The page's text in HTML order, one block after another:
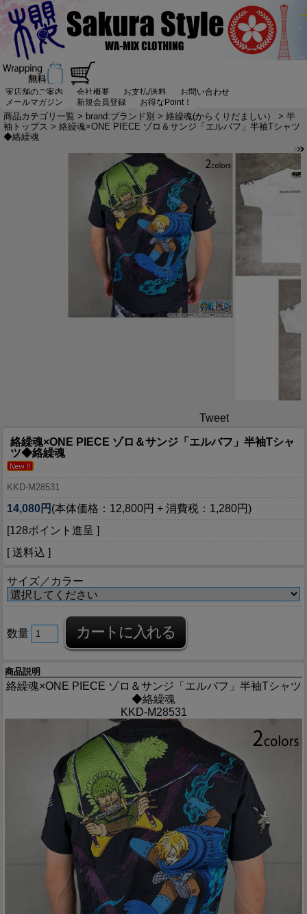
実店舗のご案内 会社概要 お支払/送料
お問い合わせ
メールマガジン
新規会員登録 お得なPoint！
商品カテゴリ一覧 > brand:ブランド別 > 絡繰魂(からくりだましい） > 半
袖トップス > 絡繰魂×ONE PIECE ゾロ＆サンジ「エルバフ」半袖Tシャツ
◆絡繰魂
Tweet
絡繰魂×ONE PIECE ゾロ＆サンジ「エルバフ」半袖Tシャ
ツ◆絡繰魂
KKD-M28531
14,080円 (本体価格：12,800円 + 消費税：1,280円)
[128ポイント進呈 ]
[ 送料込 ]
サイズ／カラー
数量
商品説明
絡繰魂×ONE PIECE ゾロ＆サンジ「エルバフ」半袖Tシャツ
◆絡繰魂
KKD-M28531